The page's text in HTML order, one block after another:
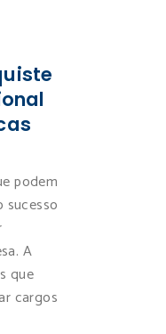
podem
sucesso
A
que
cargos